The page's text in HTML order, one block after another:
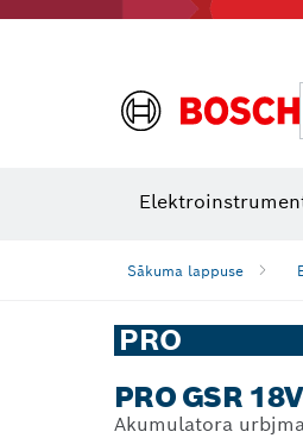
Sākuma lappuse
PRO
PRO GSR
Akumulatora